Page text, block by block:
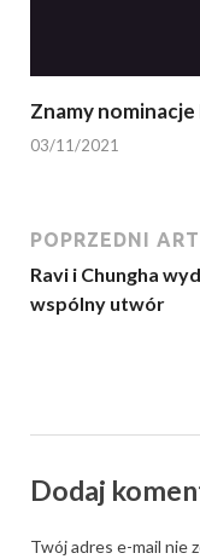
Znamy
03/11/2021
POPRZEDNI
Ravi i Chungha
wspólny utwór
Dodaj
Twój adres e-mail nie